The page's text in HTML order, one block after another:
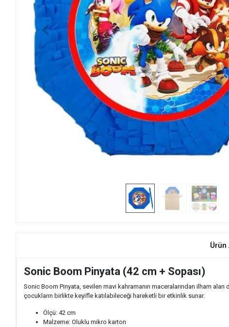
Ürün
Sonic Boom Pinyata (42 cm + Sopası)
Sonic Boom Pinyata, sevilen mavi kahramanın maceralarından ilham
çocukların birlikte keyifle katılabileceği hareketli bir etkinlik sunar.
Ölçü: 42 cm
Malzeme: Oluklu mikro karton